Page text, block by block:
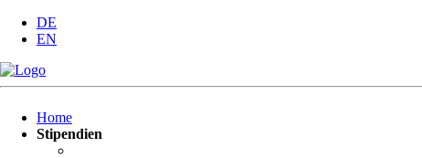
DE
EN
überspringen
Home
Stipendien